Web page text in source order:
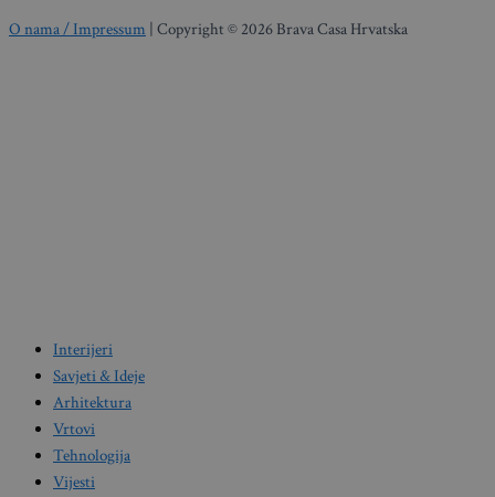
O nama / Impressum | Copyright © 2026 Brava Casa Hrvatska
Interijeri
Savjeti & Ideje
Arhitektura
Vrtovi
Tehnologija
Vijesti